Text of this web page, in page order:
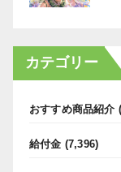
カテゴリー
おすすめ商品紹介
給付金 (7,396)